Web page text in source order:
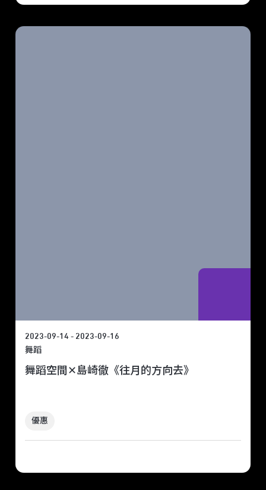
2023-09-14 - 2023-09-16
舞蹈
舞蹈空間✕島崎徹《往月的方向去》
優惠